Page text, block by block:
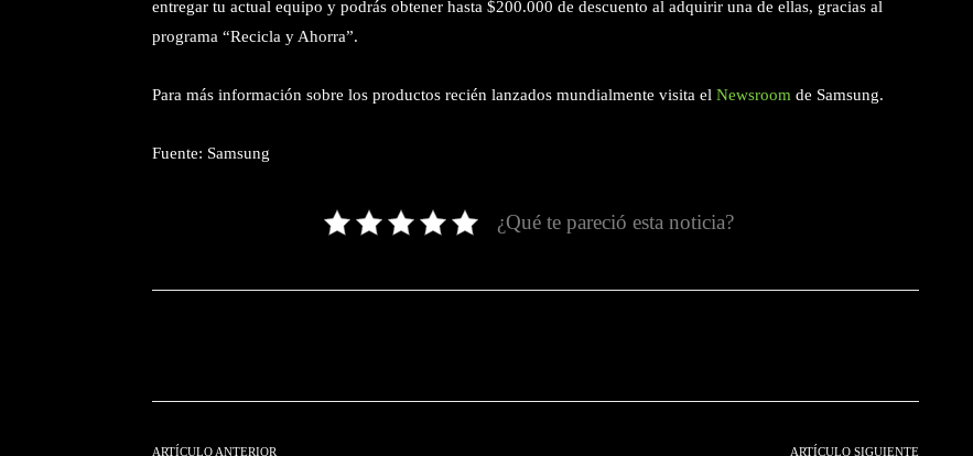
entregar tu actual equipo y podrás obtener hasta $200.000 de descuento al adquirir una de ellas, gracias al
programa “Recicla y Ahorra”.
Para más información sobre los productos recién lanzados mundialmente visita el Newsroom de Samsung.
Fuente: Samsung
¿Qué te pareció esta noticia?
ARTÍCULO ANTERIOR ARTÍCULO SIGUIENTE